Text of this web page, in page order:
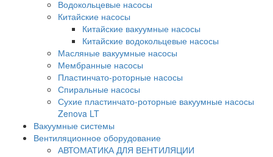
Водокольцевые насосы
Китайские насосы
Китайские вакуумные насосы
Китайские водокольцевые насосы
Масляные вакуумные насосы
Мембранные насосы
Пластинчато-роторные насосы
Спиральные насосы
Сухие пластинчато-роторные вакуумные насосы
Zenova LT
Вакуумные системы
Вентиляционное оборудование
АВТОМАТИКА ДЛЯ ВЕНТИЛЯЦИИ